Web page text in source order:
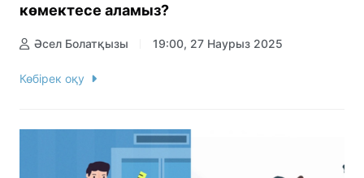
көмектесе аламыз?
Әсел Болатқызы 19:00, 27 Наурыз 2025
Көбірек оқу